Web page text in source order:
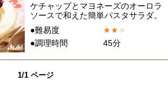
ケチャップとマヨネーズのオーロラ
ソースで和えた簡単パスタサラダ。
●難易度
★★★
●調理時間
45分
1/1 ページ